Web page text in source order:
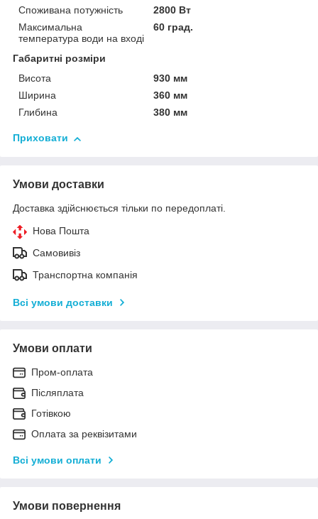
Споживана потужність
2800 Вт
Максимальна
температура води на вході
60 град.
Габаритні розміри
Висота
930 мм
Ширина
360 мм
Глибина
380 мм
Приховати
Умови доставки
Доставка здійснюється тільки по передоплаті.
Нова Пошта
Самовивіз
Транспортна компанія
Всі умови доставки
Умови оплати
Пром-оплата
Післяплата
Готівкою
Оплата за реквізитами
Всі умови оплати
Умови повернення